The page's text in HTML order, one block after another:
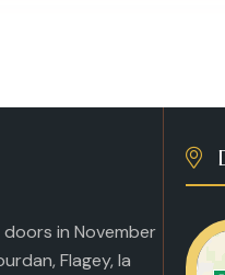
in November
Flagey, la